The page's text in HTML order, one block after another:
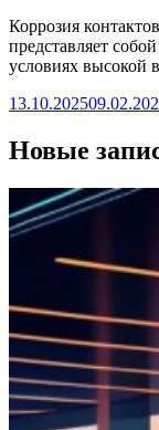
Коррозия
представляет
условиях высокой
13.10.2025
Новые